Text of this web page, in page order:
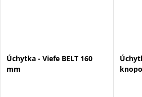
Úchytka - Viefe BELT 160
mm